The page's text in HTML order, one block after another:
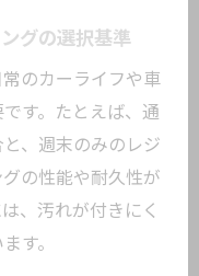
グの選択基準
のカーライフや車
す。たとえば、通
、週末のみのレジ
の性能や耐久性が
、汚れが付きにく
す。